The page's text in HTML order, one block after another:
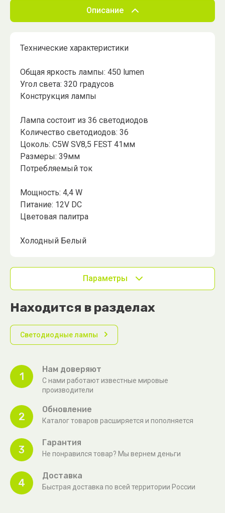
Описание
Технические характеристики
Общая яркость лампы: 450 lumen
Угол света: 320 градусов
Конструкция лампы
Лампа состоит из 36 светодиодов
Количество светодиодов: 36
Цоколь: C5W SV8,5 FEST 41мм
Размеры: 39мм
Потребляемый ток
Мощность: 4,4 W
Питание: 12V DC
Цветовая палитра
Холодный Белый
Параметры
Находится в разделах
Cветодиодные лампы
1
Нам доверяют
С нами работают известные мировые
производители
2
Обновление
Каталог товаров расширяется и пополняется
3
Гарантия
Не понравился товар? Мы вернем деньги
4
Доставка
Быстрая доставка по всей территории России